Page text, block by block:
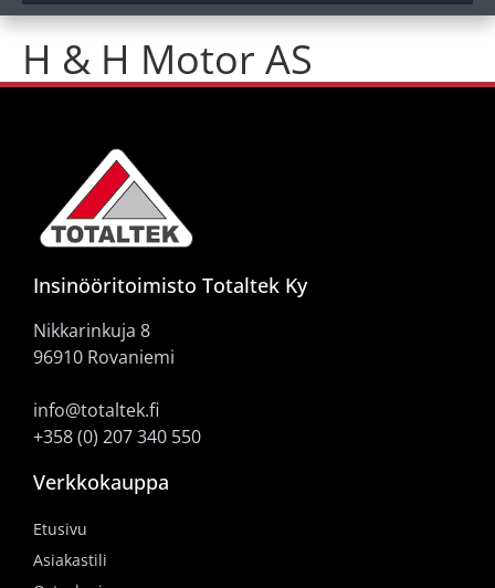
H & H Motor AS
Insinööritoimisto Totaltek Ky
Nikkarinkuja 8
96910 Rovaniemi
info@totaltek.fi
+358 (0) 207 340 550
Verkkokauppa
Etusivu
Asiakastili